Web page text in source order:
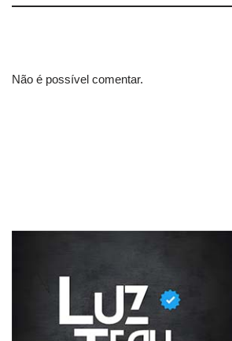
Não é possível comentar.